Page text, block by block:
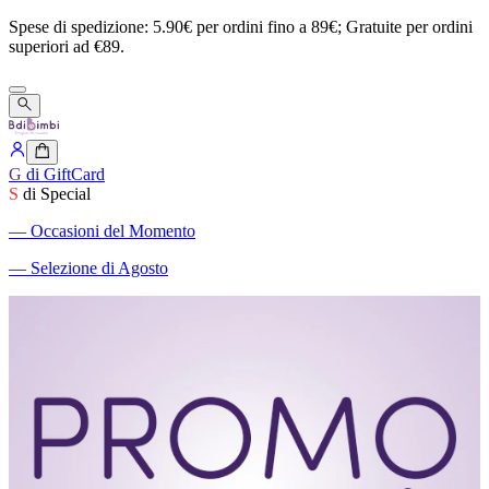
Spese di spedizione: 5.90€ perordini fino a 89€; Gratuite perordini
superiori ad €89.
G di GiftCard
S di Special
― Occasioni del Momento
― Selezione di Agosto